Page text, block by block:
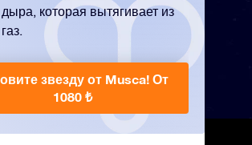
которая вытягивает из
звезду от Musca! От
1080 ₺